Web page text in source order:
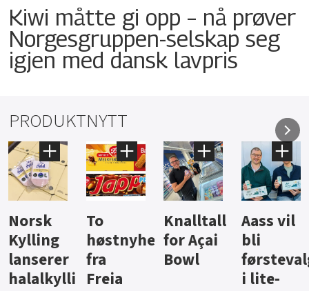
Kiwi måtte gi opp – nå prøver
Norgesgruppen-selskap seg
igjen med dansk lavpris
PRODUKTNYTT
Knalltall
for Açai
Bowl
Aass vil
bli
førstevalg
i lite-
Brus og
jus fra
Berentsen
Hard
iste fra
Hansa